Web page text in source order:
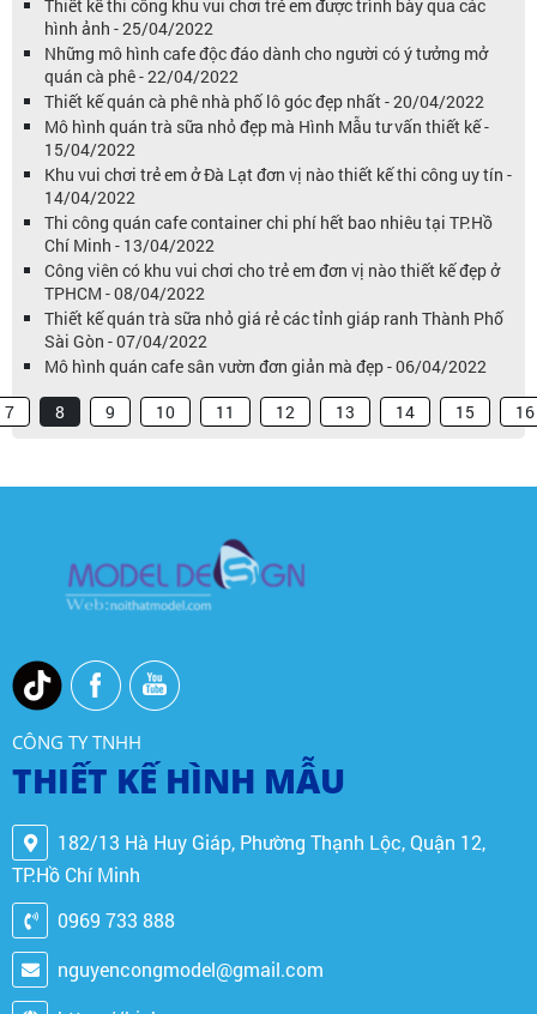
Thiết kế thi công khu vui chơi trẻ em được trình bày qua các
hình ảnh - 25/04/2022
Những mô hình cafe độc đáo dành cho người có ý tưởng mở
quán cà phê - 22/04/2022
Thiết kế quán cà phê nhà phố lô góc đẹp nhất - 20/04/2022
Mô hình quán trà sữa nhỏ đẹp mà Hình Mẫu tư vấn thiết kế -
15/04/2022
Khu vui chơi trẻ em ở Đà Lạt đơn vị nào thiết kế thi công uy tín -
14/04/2022
Thi công quán cafe container chi phí hết bao nhiêu tại TP.Hồ
Chí Minh - 13/04/2022
Công viên có khu vui chơi cho trẻ em đơn vị nào thiết kế đẹp ở
TPHCM - 08/04/2022
Thiết kế quán trà sữa nhỏ giá rẻ các tỉnh giáp ranh Thành Phố
Sài Gòn - 07/04/2022
Mô hình quán cafe sân vườn đơn giản mà đẹp - 06/04/2022
7 8 9 10 11 12 13 14 15 16
CÔNG TY TNHH
THIẾT KẾ HÌNH MẪU
182/13 Hà Huy Giáp, Phường Thạnh Lộc, Quận 12,
TP.Hồ Chí Minh
0969 733 888
nguyencongmodel@gmail.com